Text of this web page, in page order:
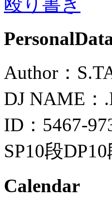
Author：
DJ NAME：
ID：5467-
SP10段
Calendar